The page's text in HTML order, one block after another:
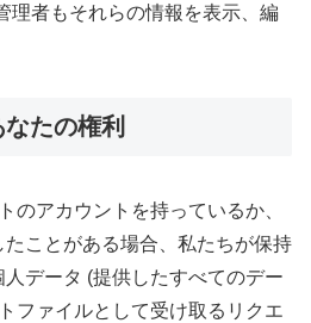
理者もそれらの情報を表示、編
たの権利
のアカウントを持っているか、
ことがある場合、私たちが保持
データ (提供したすべてのデー
ファイルとして受け取るリクエ